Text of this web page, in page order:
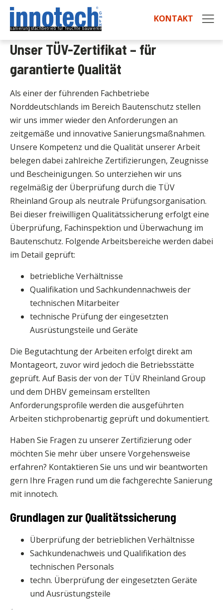
KONTAKT
Unser TÜV-Zertifikat – für
garantierte Qualität
Als einer der führenden Fachbetriebe
Norddeutschlands im Bereich Bautenschutz stellen
wir uns immer wieder den Anforderungen an
zeitgemäße und innovative Sanierungsmaßnahmen.
Unsere Kompetenz und die Qualität unserer Arbeit
belegen dabei zahlreiche Zertifizierungen, Zeugnisse
und Bescheinigungen. So unterziehen wir uns
regelmäßig der Überprüfung durch die TÜV
Rheinland Group als neutrale Prüfungsorganisation.
Bei dieser freiwilligen Qualitätssicherung erfolgt eine
Überprüfung, Fachinspektion und Überwachung im
Bautenschutz. Folgende Arbeitsbereiche werden dabei
im Detail geprüft:
betriebliche Verhältnisse
Qualifikation und Sachkundennachweis der
technischen Mitarbeiter
technische Prüfung der eingesetzten
Ausrüstungsteile und Geräte
Die Begutachtung der Arbeiten erfolgt direkt am
Montageort, zuvor wird jedoch die Betriebsstätte
geprüft. Auf Basis der von der TÜV Rheinland Group
und dem DHBV gemeinsam erstellten
Anforderungsprofile werden die ausgeführten
Arbeiten stichprobenartig geprüft und dokumentiert.
Haben Sie Fragen zu unserer Zertifizierung oder
möchten Sie mehr über unsere Vorgehensweise
erfahren? Kontaktieren Sie uns und wir beantworten
gern Ihre Fragen rund um die fachgerechte Sanierung
mit innotech.
Grundlagen zur Qualitätssicherung
Überprüfung der betrieblichen Verhältnisse
Sachkundenachweis und Qualifikation des
technischen Personals
techn. Überprüfung der eingesetzten Geräte
und Ausrüstungsteile